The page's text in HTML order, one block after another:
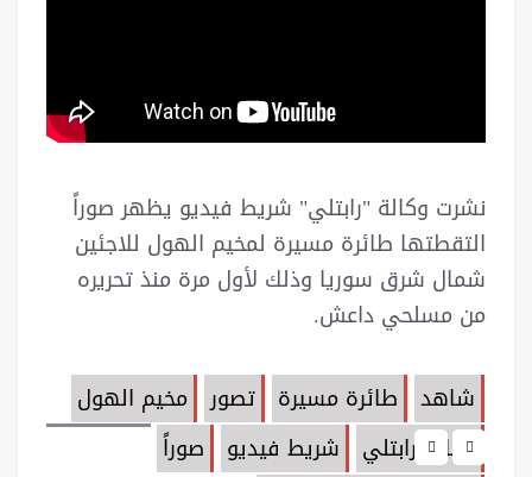
نشرت وكالة "رابتلي" شريط فيديو يظهر صوراً
التقطتها طائرة مسيرة لمخيم الهول للاجئين
شمال شرق سوريا وذلك لأول مرة منذ تحريره
من مسلحي داعش.
شاهد طائرة مسيرة تصور مخيم الهول
وكالة رابتلي
شريط فيديو
صوراً